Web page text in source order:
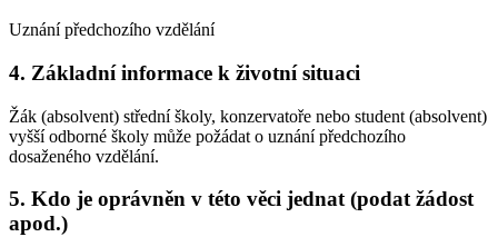
Uznání předchozího vzdělání
4. Základní informace k životní situaci
Žák (absolvent) střední školy, konzervatoře nebo student (absolvent)
vyšší odborné školy může požádat o uznání předchozího
dosaženého vzdělání.
5. Kdo je oprávněn v této věci jednat (podat žádost
apod.)